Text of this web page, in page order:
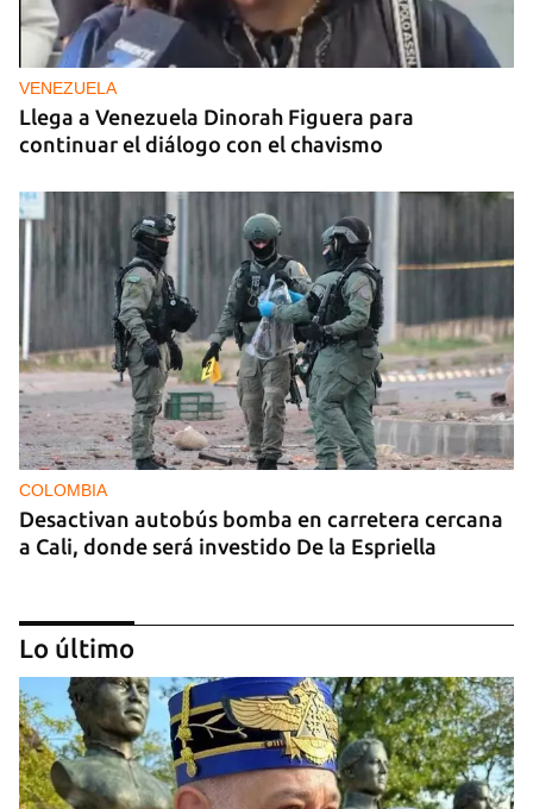
VENEZUELA
Llega a Venezuela Dinorah Figuera para
continuar el diálogo con el chavismo
COLOMBIA
Desactivan autobús bomba en carretera cercana
a Cali, donde será investido De la Espriella
Lo último